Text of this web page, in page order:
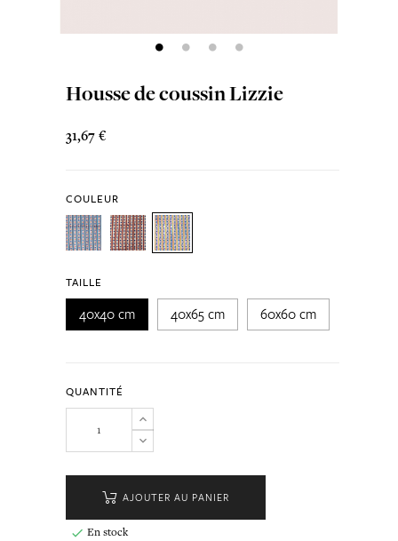
Housse de coussin Lizzie
31,67 €
COULEUR
TAILLE
40x40 cm 40x65 cm 60x60 cm
QUANTITÉ
AJOUTER AU PANIER
 En stock